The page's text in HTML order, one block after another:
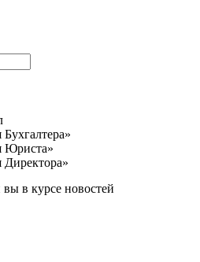
Юриста»
в курсе новостей